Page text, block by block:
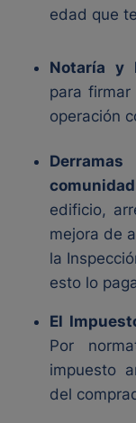
edad que
Notaría y
para
operación
edificio,
mejora de
la
esto lo
El
Por
impuesto
del